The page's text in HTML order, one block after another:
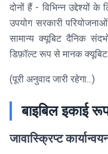
दोनों हैं - विभिन्न उद्देश्यों
उपयोग सरकारी
सामान्य क्यूबिट दैनिक
डिफ़ॉल्ट रूप से मानक
(पूरी अनुवाद जारी रहेगा...)
बाइबिल इकाई
जावास्क्रिप्ट